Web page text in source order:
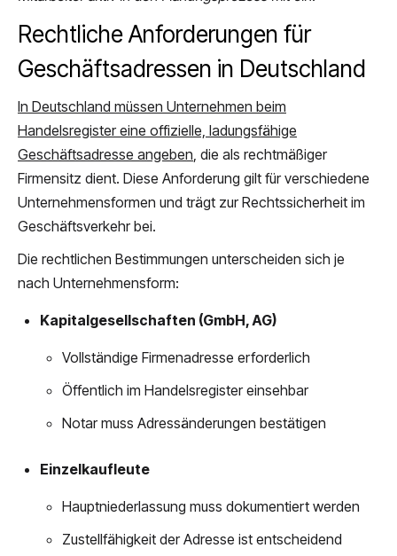
Rechtliche Anforderungen für
Geschäftsadressen in Deutschland
In Deutschland müssen Unternehmen beim
Handelsregister eine offizielle, ladungsfähige
Geschäftsadresse angeben, die als rechtmäßiger
Firmensitz dient. Diese Anforderung gilt für verschiedene
Unternehmensformen und trägt zur Rechtssicherheit im
Geschäftsverkehr bei.
Die rechtlichen Bestimmungen unterscheiden sich je
nach Unternehmensform:
Kapitalgesellschaften (GmbH, AG)
Vollständige Firmenadresse erforderlich
Öffentlich im Handelsregister einsehbar
Notar muss Adressänderungen bestätigen
Einzelkaufleute
Hauptniederlassung muss dokumentiert werden
Zustellfähigkeit der Adresse ist entscheidend